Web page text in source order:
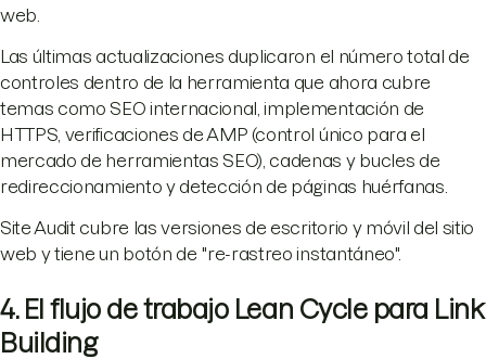
web.
Las últimas actualizaciones duplicaron el número total de
controles dentro de la herramienta que ahora cubre
temas como SEO internacional, implementación de
HTTPS, verificaciones de AMP (control único para el
mercado de herramientas SEO), cadenas y bucles de
redireccionamiento y detección de páginas huérfanas.
Site Audit cubre las versiones de escritorio y móvil del sitio
web y tiene un botón de "re-rastreo instantáneo".
4. El flujo de trabajo Lean Cycle para Link
Building